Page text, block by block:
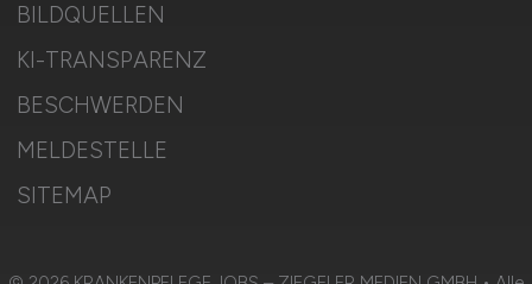
BILDQUELLEN
KI-TRANSPARENZ
BESCHWERDEN
MELDESTELLE
SITEMAP